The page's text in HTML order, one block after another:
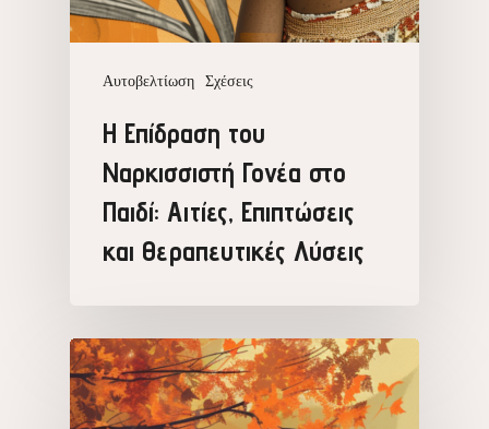
Αυτοβελτίωση Σχέσεις
Η Επίδραση του
Ναρκισσιστή Γονέα στο
Παιδί: Αιτίες, Επιπτώσεις
και Θεραπευτικές Λύσεις